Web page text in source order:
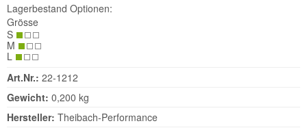
Lagerbestand Optionen:
Grösse
S
M
L
Art.Nr.: 22-1212
Gewicht: 0,200 kg
Hersteller: Theibach-Performance